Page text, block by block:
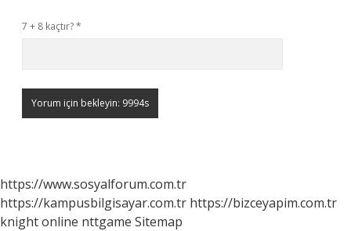
7 + 8 kaçtır?*
https://www.sosyalforum.com.tr
https://kampusbilgisayar.com.tr https://bizceyapim.com.tr
knight online nttgame Sitemap